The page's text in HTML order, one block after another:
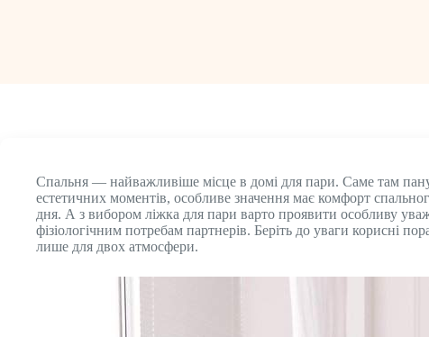
Спальня — найважливіше місце в домі для пари. Саме там
естетичних моментів, особливе значення має комфорт
дня. А з вибором ліжка для пари варто проявити особливу
фізіологічним потребам партнерів. Беріть до уваги корисні
лише для двох атмосфери.